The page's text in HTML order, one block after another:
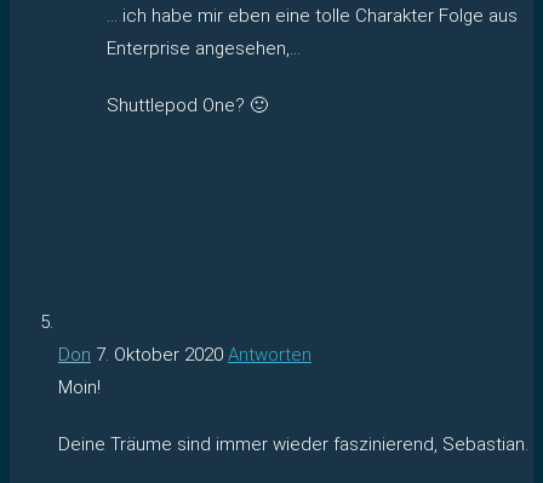
… ich habe mir eben eine tolle Charakter Folge aus
Enterprise angesehen,…
Shuttlepod One? 🙂
Don 7. Oktober 2020 Antworten
Moin!
Deine Träume sind immer wieder faszinierend, Sebastian.